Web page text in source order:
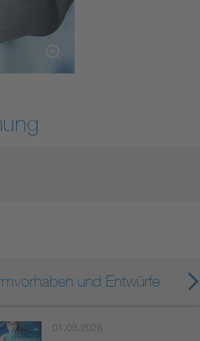
0100 für sichere Elektroinstallationen
(EFK)
und Entwürfe
01.09.2026